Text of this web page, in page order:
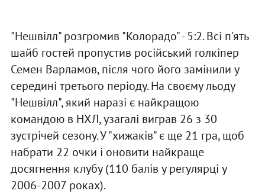
"Нешвілл" розгромив "Колорадо" - 5:2. Всі п'ять
шайб гостей пропустив російський голкіпер
Семен Варламов, після чого його замінили у
середині третього періоду. На своєму льоду
"Нешвілл", який наразі є найкращою
командою в НХЛ, узагалі виграв 26 з 30
зустрічей сезону. У "хижаків" є ще 21 гра, щоб
набрати 22 очки і оновити найкраще
досягнення клубу (110 балів у регулярці у
2006-2007 роках).